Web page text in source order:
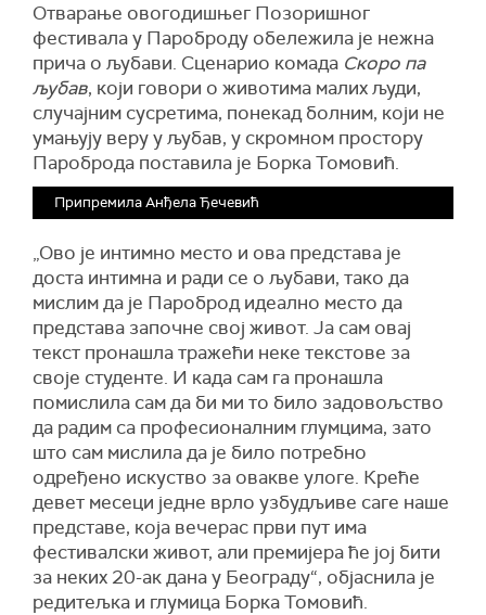
Отварање овогодишњег Позоришног
фестивала у Пароброду обележила је нежна
прича о љубави. Сценарио комада Скоро па
љубав, који говори о животима малих људи,
случајним сусретима, понекад болним, који не
умањују веру у љубав, у скромном простору
Пароброда поставила је Борка Томовић.
Припремила Анђела Ђечевић
„Ово је интимно место и ова представа је
доста интимна и ради се о љубави, тако да
мислим да је Пароброд идеално место да
представа започне свој живот. Ја сам овај
текст пронашла тражећи неке текстове за
своје студенте. И када сам га пронашла
помислила сам да би ми то било задовољство
да радим са професионалним глумцима, зато
што сам мислила да је било потребно
одређено искуство за овакве улоге. Креће
девет месеци једне врло узбудљиве саге наше
представе, која вечерас први пут има
фестивалски живот, али премијера ће јој бити
за неких 20-ак дана у Београду“, објаснила је
редитељка и глумица Борка Томовић.